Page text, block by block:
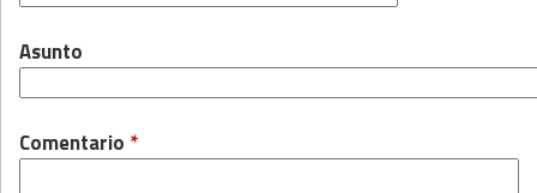
Asunto
Comentario *